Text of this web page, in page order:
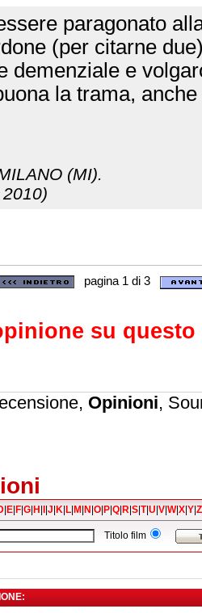
paragonato
(per citarne
demenziale e
la trama,
(MI).
pagina 1 di 3
su
Opinioni,
|E|F|G|H|I|J|K|L|M|N|O|P|Q|R|S|T|U|V|W|X|Y|Z
Titolo film